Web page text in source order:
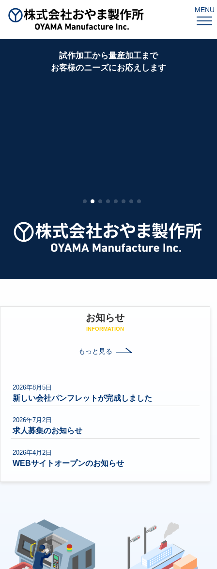
MENU
試作加工から量産加工まで
お客様のニーズにお応えします
お知らせ
INFORMATION
もっと見る
2026年8月5日
新しい会社パンフレットが完成しました
2026年7月2日
求人募集のお知らせ
2026年4月2日
WEBサイトオープンのお知らせ